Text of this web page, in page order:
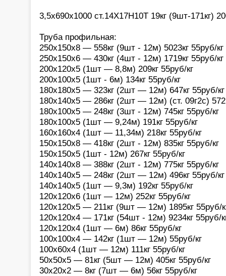
3,5х690х1000 ст.14Х17Н10Т 19кг (9шт-171кг)
Труба профильная:
250х150х8 — 558кг (9шт - 12м) 5023кг 55руб/кг
250х150х6 — 430кг (4шт - 12м) 1719кг 55руб/кг
200х120х5 (1шт — 8,8м) 209кг 55руб/кг
200х100х5 (1шт - 6м) 134кг 55руб/кг
180х180х5 — 323кг (2шт — 12м) 647кг 55руб/кг
180х140х5 — 286кг (2шт — 12м) (ст. 09г2с)
180х100х5 — 248кг (3шт - 12м) 745кг 55руб/кг
180х100х5 (1шт — 9,24м) 191кг 55руб/кг
160х160х4 (1шт — 11,34м) 218кг 55руб/кг
150х150х8 — 418кг (2шт - 12м) 835кг 55руб/кг
150х150х5 (1шт - 12м) 267кг 55руб/кг
140х140х8 — 388кг (2шт - 12м) 775кг 55руб/кг
140х140х5 — 248кг (2шт — 12м) 496кг 55руб/кг
140х140х5 (1шт — 9,3м) 192кг 55руб/кг
120х120х6 (1шт — 12м) 252кг 55руб/кг
120х120х5 — 211кг (9шт — 12м) 1895кг 55руб/
120х120х4 — 171кг (54шт - 12м) 9234кг 55руб/
120х120х4 (1шт — 6м) 86кг 55руб/кг
100х100х4 — 142кг (1шт — 12м) 55руб/кг
100х60х4 (1шт — 12м) 111кг 55руб/кг
50х50х5 — 81кг (5шт — 12м) 405кг 55руб/кг
30х20х2 — 8кг (7шт — 6м) 56кг 55руб/кг